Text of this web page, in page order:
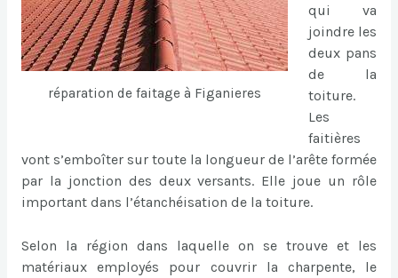
réparation de faitage à Figanieres
qui va
joindre les
deux pans
de la
toiture.
Les
faitières
vont s’emboîter sur toute la longueur de l’arête formée
par la jonction des deux versants. Elle joue un rôle
important dans l’étanchéisation de la toiture.
Selon la région dans laquelle on se trouve et les
matériaux employés pour couvrir la charpente, le